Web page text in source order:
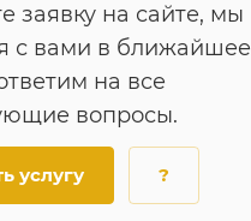
заявку на сайте, мы
с вами в ближайшее
на все
вопросы.
услугу ?